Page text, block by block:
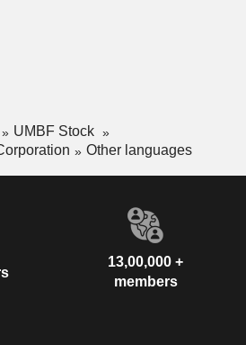
UMBF Stock
Other languages
13,00,000 +
members